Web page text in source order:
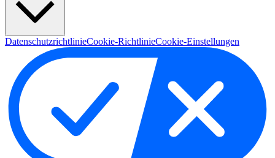
DatenschutzrichtlinieCookie-RichtlinieCookie-Einstellungen